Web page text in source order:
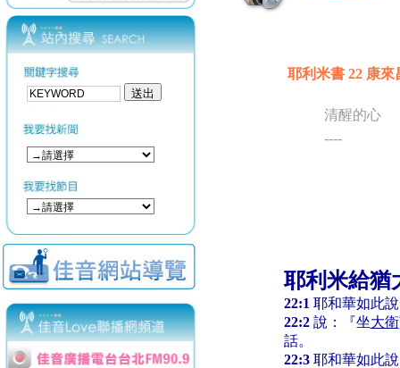
耶利米書 22 康來
清醒的心
----
耶利米給猶
22:1 耶和華如此
22:2 說：『坐大衛
話。
22:3 耶和華如此